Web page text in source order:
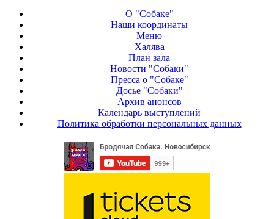
О "Собаке"
Наши координаты
Меню
Халява
План зала
Новости "Собаки"
Пресса о "Собаке"
Досье "Собаки"
Архив анонсов
Календарь выступлений
Политика обработки персональных данных